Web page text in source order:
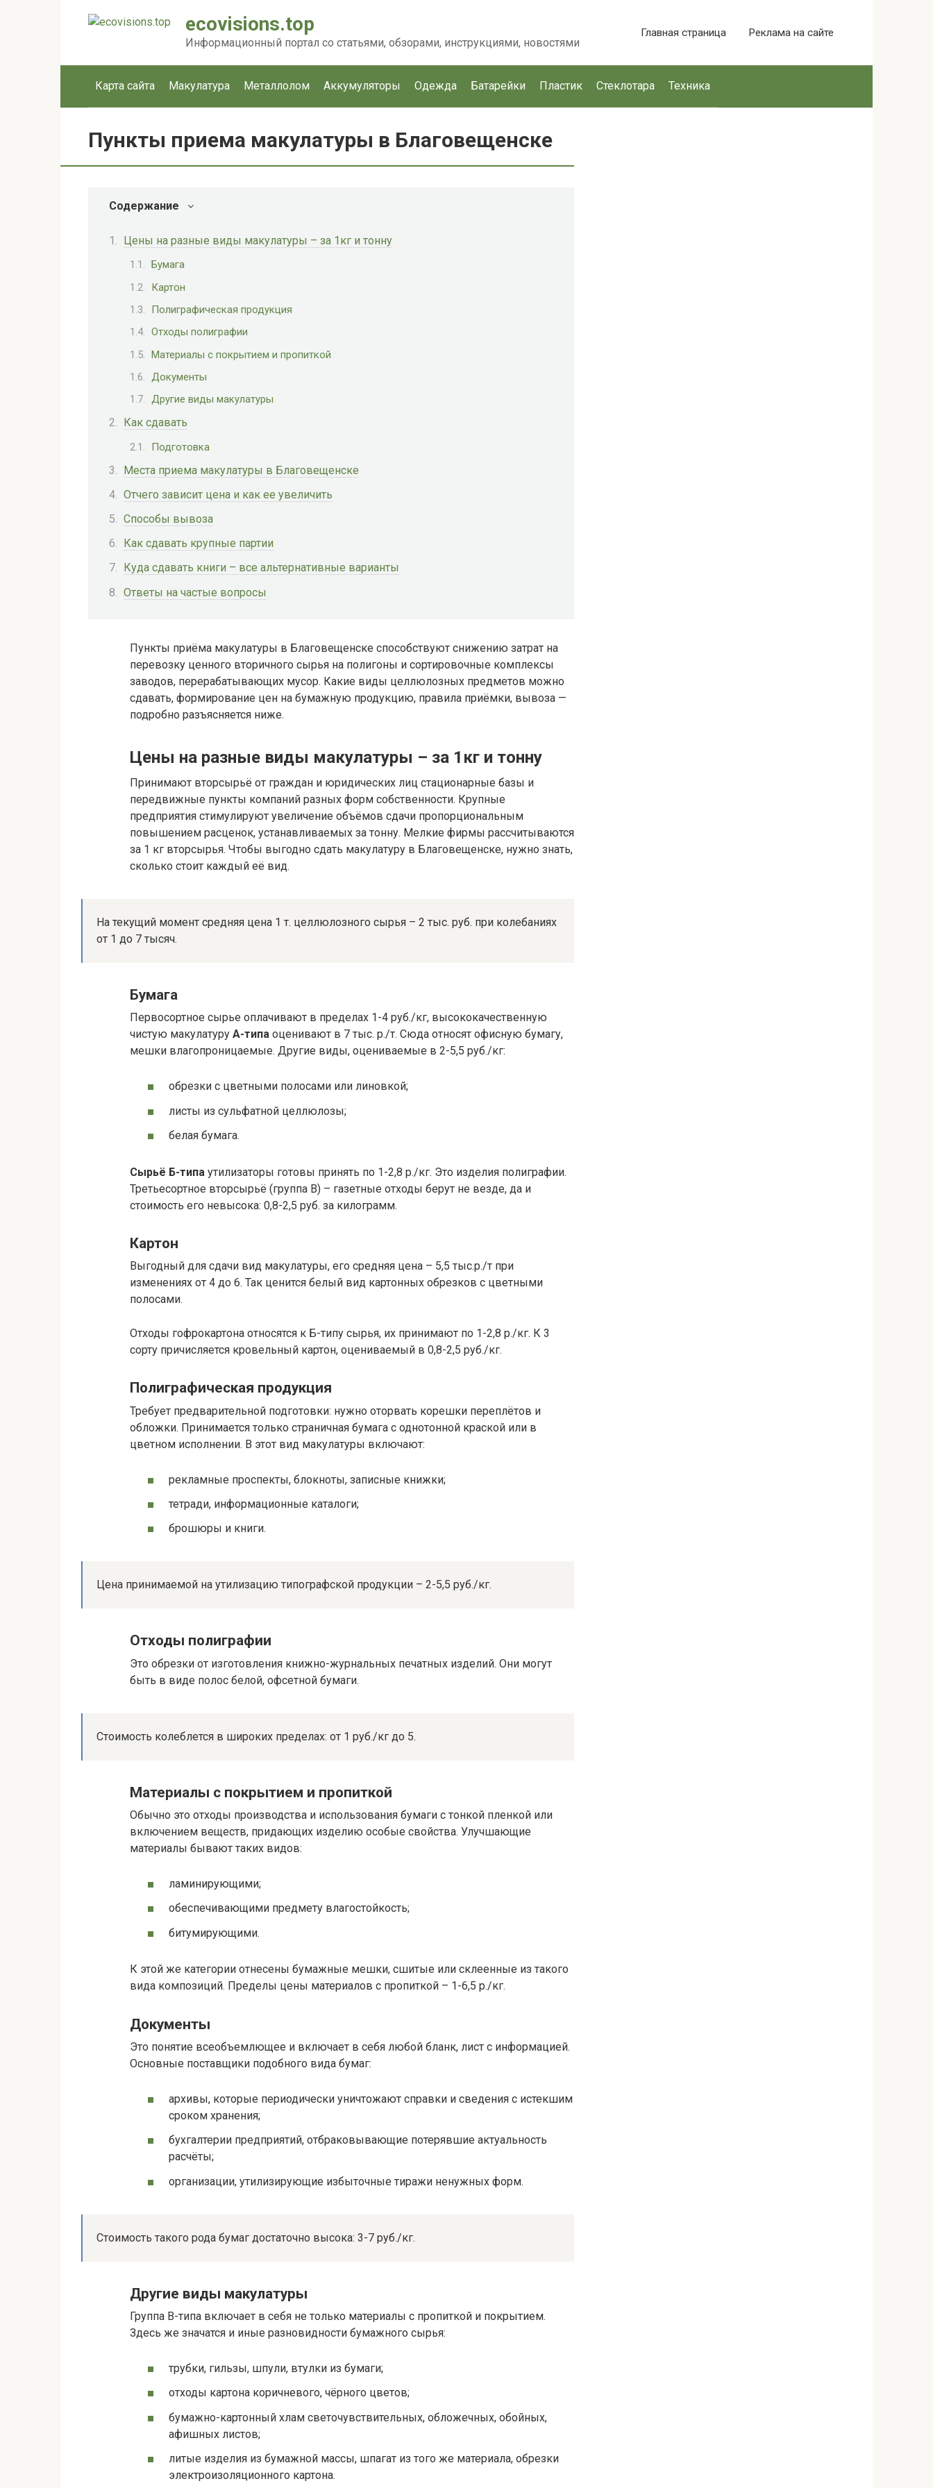
ecovisions.top
Информационный портал со статьями, обзорами, инструкциями, новостями
Главная страница Реклама на сайте
Карта сайта Макулатура Металлолом Аккумуляторы Одежда Батарейки Пластик Стеклотара Техника
Пункты приема макулатуры в Благовещенске
Содержание
Цены на разные виды макулатуры – за 1кг и тонну
Бумага
Картон
Полиграфическая продукция
Отходы полиграфии
Материалы с покрытием и пропиткой
Документы
Другие виды макулатуры
Как сдавать
Подготовка
Места приема макулатуры в Благовещенске
Отчего зависит цена и как ее увеличить
Способы вывоза
Как сдавать крупные партии
Куда сдавать книги – все альтернативные варианты
Ответы на частые вопросы
Пункты приёма макулатуры в Благовещенске способствуют снижению затрат на
перевозку ценного вторичного сырья на полигоны и сортировочные комплексы
заводов, перерабатывающих мусор. Какие виды целлюлозных предметов можно
сдавать, формирование цен на бумажную продукцию, правила приёмки, вывоза —
подробно разъясняется ниже.
Цены на разные виды макулатуры – за 1кг и тонну
Принимают вторсырьё от граждан и юридических лиц стационарные базы и
передвижные пункты компаний разных форм собственности. Крупные
предприятия стимулируют увеличение объёмов сдачи пропорциональным
повышением расценок, устанавливаемых за тонну. Мелкие фирмы рассчитываются
за 1 кг вторсырья. Чтобы выгодно сдать макулатуру в Благовещенске, нужно знать,
сколько стоит каждый её вид.
На текущий момент средняя цена 1 т. целлюлозного сырья – 2 тыс. руб. при колебаниях
от 1 до 7 тысяч.
Бумага
Первосортное сырье оплачивают в пределах 1-4 руб./кг, высококачественную
чистую макулатуру А-типа оценивают в 7 тыс. р./т. Сюда относят офисную бумагу,
мешки влагопроницаемые. Другие виды, оцениваемые в 2-5,5 руб./кг:
обрезки с цветными полосами или линовкой;
листы из сульфатной целлюлозы;
белая бумага.
Сырьё Б-типа утилизаторы готовы принять по 1-2,8 р./кг. Это изделия полиграфии.
Третьесортное вторсырьё (группа В) – газетные отходы берут не везде, да и
стоимость его невысока: 0,8-2,5 руб. за килограмм.
Картон
Выгодный для сдачи вид макулатуры, его средняя цена – 5,5 тыс.р./т при
изменениях от 4 до 6. Так ценится белый вид картонных обрезков с цветными
полосами.
Отходы гофрокартона относятся к Б-типу сырья, их принимают по 1-2,8 р./кг. К 3
сорту причисляется кровельный картон, оцениваемый в 0,8-2,5 руб./кг.
Полиграфическая продукция
Требует предварительной подготовки: нужно оторвать корешки переплётов и
обложки. Принимается только страничная бумага с однотонной краской или в
цветном исполнении. В этот вид макулатуры включают:
рекламные проспекты, блокноты, записные книжки;
тетради, информационные каталоги;
брошюры и книги.
Цена принимаемой на утилизацию типографской продукции – 2-5,5 руб./кг.
Отходы полиграфии
Это обрезки от изготовления книжно-журнальных печатных изделий. Они могут
быть в виде полос белой, офсетной бумаги.
Стоимость колеблется в широких пределах: от 1 руб./кг до 5.
Материалы с покрытием и пропиткой
Обычно это отходы производства и использования бумаги с тонкой пленкой или
включением веществ, придающих изделию особые свойства. Улучшающие
материалы бывают таких видов:
ламинирующими;
обеспечивающими предмету влагостойкость;
битумирующими.
К этой же категории отнесены бумажные мешки, сшитые или склеенные из такого
вида композиций. Пределы цены материалов с пропиткой – 1-6,5 р./кг.
Документы
Это понятие всеобъемлющее и включает в себя любой бланк, лист с информацией.
Основные поставщики подобного вида бумаг:
архивы, которые периодически уничтожают справки и сведения с истекшим
сроком хранения;
бухгалтерии предприятий, отбраковывающие потерявшие актуальность
расчёты;
организации, утилизирующие избыточные тиражи ненужных форм.
Стоимость такого рода бумаг достаточно высока: 3-7 руб./кг.
Другие виды макулатуры
Группа В-типа включает в себя не только материалы с пропиткой и покрытием.
Здесь же значатся и иные разновидности бумажного сырья:
трубки, гильзы, шпули, втулки из бумаги;
отходы картона коричневого, чёрного цветов;
бумажно-картонный хлам светочувствительных, обложечных, обойных,
афишных листов;
литые изделия из бумажной массы, шпагат из того же материала, обрезки
электроизоляционного картона.